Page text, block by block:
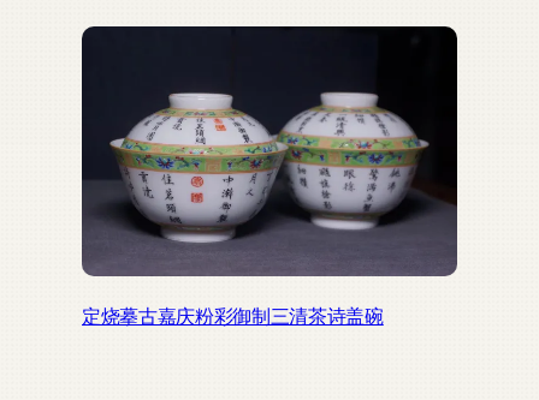
定烧摹古嘉庆粉彩御制三清茶诗盖碗